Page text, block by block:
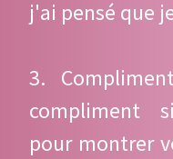
j'ai pensé que
3.
compliment
pour montrer